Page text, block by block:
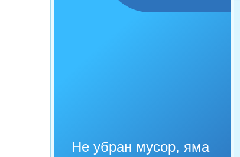
Не убран мусор, яма